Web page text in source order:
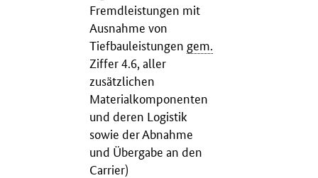
Fremdleistungen mit
Ausnahme von
Tiefbauleistungen gem.
Ziffer 4.6, aller
zusätzlichen
Materialkomponenten
und deren Logistik
sowie der Abnahme
und Übergabe an den
Carrier)